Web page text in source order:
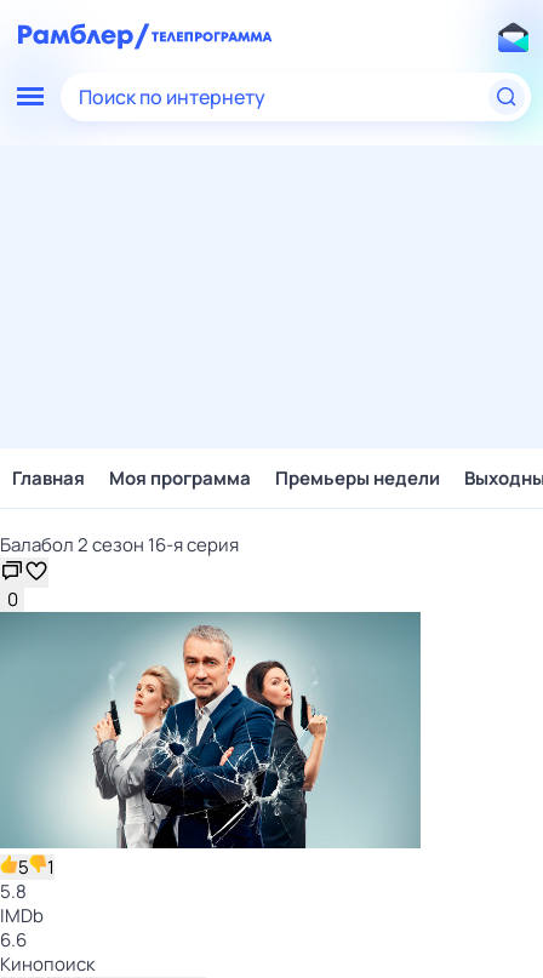
Поиск по интернету
Главная Моя программа Премьеры недели
Балабол 2 сезон 16-я серия
0
5
1
5.8
IMDb
6.6
Кинопоиск